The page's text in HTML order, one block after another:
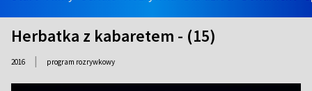
Herbatka z kabaretem - (15)
2016 | program rozrywkowy